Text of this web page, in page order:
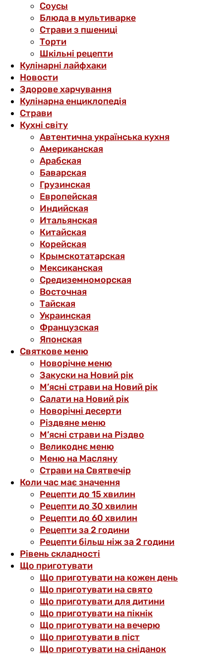
Соусы
Блюда в мультиварке
Страви з пшениці
Торти
Шкільні рецепти
Кулінарні лайфхаки
Новости
Здорове харчування
Кулінарна енциклопедія
Страви
Кухні світу
Автентична українська кухня
Американская
Арабская
Баварская
Грузинская
Европейская
Индийская
Итальянская
Китайская
Корейская
Крымскотатарская
Мексиканская
Средиземноморская
Восточная
Тайская
Украинская
Французская
Японская
Святкове меню
Новорічне меню
Закуски на Новий рік
М’ясні страви на Новий рік
Салати на Новий рік
Новорічні десерти
Різдвяне меню
М’ясні страви на Різдво
Великоднє меню
Меню на Масляну
Страви на Святвечір
Коли час має значення
Рецепти до 15 хвилин
Рецепти до 30 хвилин
Рецепти до 60 хвилин
Рецепти за 2 години
Рецепти більш ніж за 2 години
Рівень складності
Що приготувати
Що приготувати на кожен день
Що приготувати на свято
Що приготувати для дитини
Що приготувати на пікнік
Що приготувати на вечерю
Що приготувати в піст
Що приготувати на сніданок